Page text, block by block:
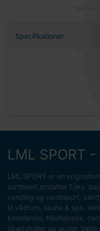
Specifikationer
LML SPORT
LML SPORT er en
sortiment omfatter f.eks.
vandleg og vandsport,
til vådrum, sauna & spa.
badelande, friluftsbade,
idrætshaller og skoler. Vælg